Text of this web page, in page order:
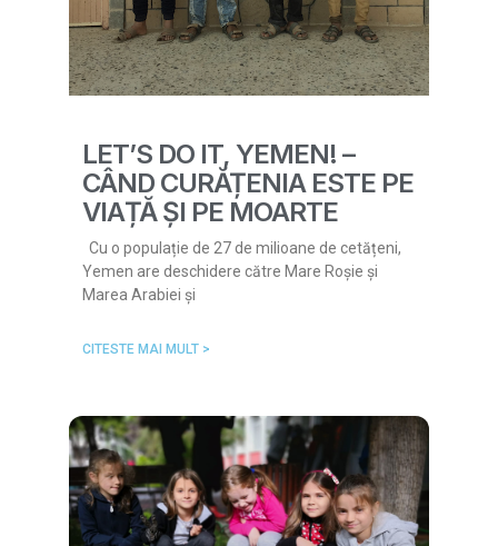
LET’S DO IT, YEMEN! –
CÂND CURĂȚENIA ESTE PE
VIAȚĂ ȘI PE MOARTE
Cu o populație de 27 de milioane de cetățeni,
Yemen are deschidere către Mare Roșie și
Marea Arabiei și
CITESTE MAI MULT >